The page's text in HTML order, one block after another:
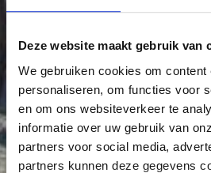
Deze website maakt gebruik van
We gebruiken cookies om content
personaliseren, om functies voor
en om ons websiteverkeer te
informatie over uw gebruik van
partners voor social media,
partners kunnen deze gegevens